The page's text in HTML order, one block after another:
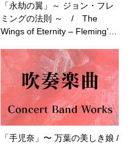
「永劫の翼」～ ジョン・フレ
ミングの法則 ～ / The
Wings of Eternity – Fleming’…
「手児奈」〜 万葉の美しき娘 /